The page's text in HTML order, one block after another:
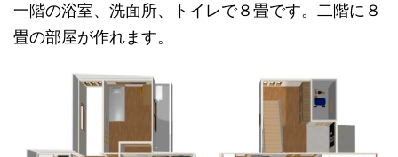
一階の浴室、洗面所、トイレで８畳です。二階に８
畳の部屋が作れます。